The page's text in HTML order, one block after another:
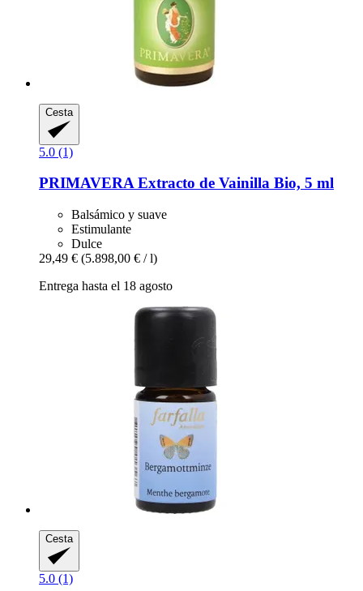
Cesta
5.0 (1)
PRIMAVERAExtracto de Vainilla Bio, 5 ml
Balsámico y suave
Estimulante
Dulce
29,49 € (5.898,00 € / l)
Entrega hasta el 18 agosto
Cesta
5.0 (1)